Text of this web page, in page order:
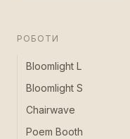
РОБОТИ
Bloomlight L
Bloomlight S
Chairwave
Poem Booth